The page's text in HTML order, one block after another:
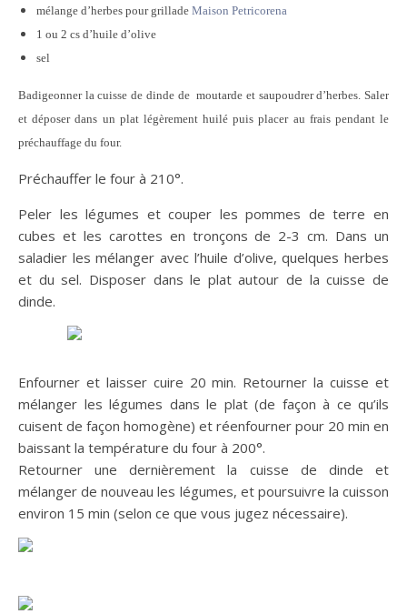
mélange d’herbes pour grillade Maison Petricorena
1 ou 2 cs d’huile d’olive
sel
Badigeonner la cuisse de dinde de moutarde et saupoudrer d’herbes. Saler
et déposer dans un plat légèrement huilé puis placer au frais pendant le
préchauffage du four.
Préchauffer le four à 210°.
Peler les légumes et couper les pommes de terre en
cubes et les carottes en tronçons de 2-3 cm. Dans un
saladier les mélanger avec l’huile d’olive, quelques herbes
et du sel. Disposer dans le plat autour de la cuisse de
dinde.
Enfourner et laisser cuire 20 min. Retourner la cuisse et
mélanger les légumes dans le plat (de façon à ce qu’ils
cuisent de façon homogène) et réenfourner pour 20 min en
baissant la température du four à 200°.
Retourner une dernièrement la cuisse de dinde et
mélanger de nouveau les légumes, et poursuivre la cuisson
environ 15 min (selon ce que vous jugez nécessaire).